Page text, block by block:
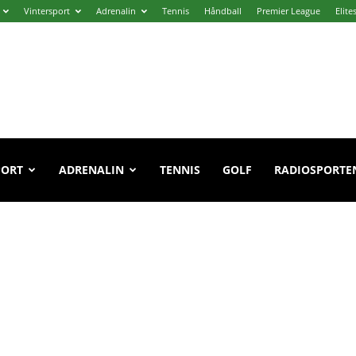
Vintersport Adrenalin Tennis Håndball Premier League
ADRENALIN TENNIS GOLF